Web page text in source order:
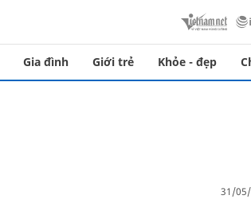
Gia đình Giới trẻ Khỏe - đẹp
31/